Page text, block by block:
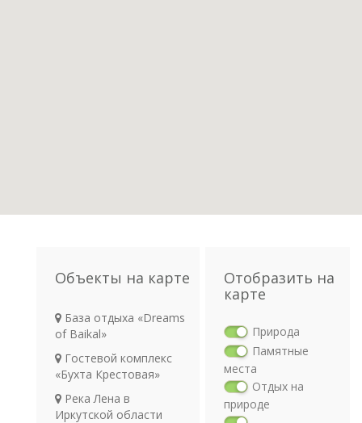
Объекты на карте
База отдыха «Dreams
of Baikal»
Гостевой комплекс
«Бухта Крестовая»
Река Лена в
Иркутской области
Отобразить на
карте
Природа
Памятные
места
Отдых на
природе